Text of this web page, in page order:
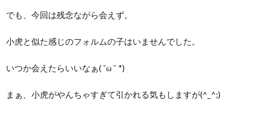
でも、今回は残念ながら会えず。
小虎と似た感じのフォルムの子はいませんでした。
いつか会えたらいいなぁ( ˘ω ˘ *)
まぁ、小虎がやんちゃすぎて引かれる気もしますが(^_^;)